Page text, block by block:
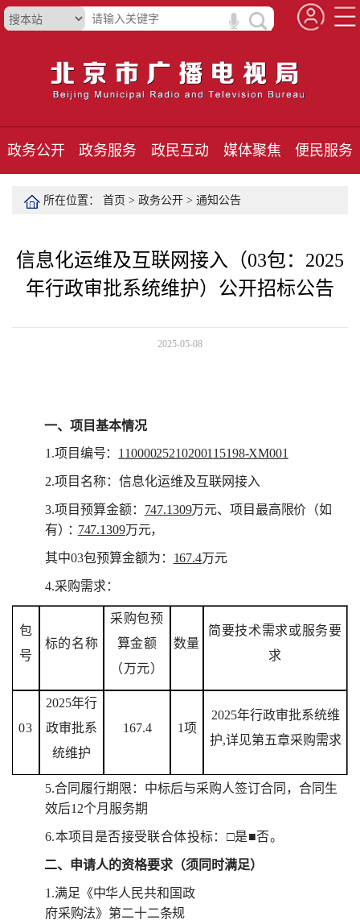
政务公开 政务服务 政民互动 媒体聚焦 便民服务
所在位置： 首页 > 政务公开 > 通知公告
信息化运维及互联网接入（03包：2025
年行政审批系统维护）公开招标公告
2025-05-08
一、项目基本情况
1.项 目编号： 11000025210200115198-XM001
2.项目名称：信息化运维及互联网接入
3.项目预算金额： 747.1309万元、项目最高限价（如
有）： 747.1309万元，
其中03包预算金额为： 167.4万元
4.采购需求：
包
号
标的名称
采购包预
算金额
（万元）
数量
简要技术需求或服务要
求
03
2025年行
政审批系
统维护
167.4 1项
2025年行政审批系统维
护,详见第五章采购需求
5.合同履行期限：中标后与采购人签订合同，合同生
效后12个月服务期
6.本项目是否接受联合体投标： □是■否。
二、申请人的资格要求（须同时满足）
1.满足《中华人民共和国政
府采购法》第二十二条规